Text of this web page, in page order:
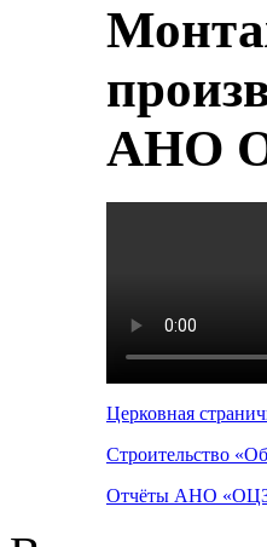
АНО
Церковная
Строительство
Отчёты АНО